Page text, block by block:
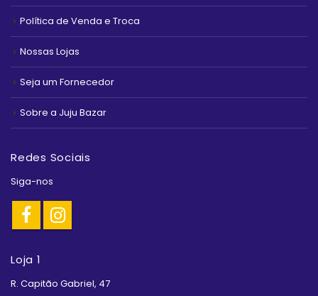
Política de Venda e Troca
Nossas Lojas
Seja um Fornecedor
Sobre a Juju Bazar
Redes Sociais
Siga-nos
Loja 1
R. Capitão Gabriel, 47